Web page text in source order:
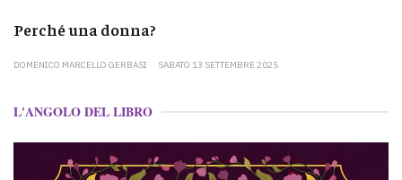
Perché una donna?
DOMENICO MARCELLO GERBASI SABATO 13 SETTEMBRE 2025
L'ANGOLO DEL LIBRO